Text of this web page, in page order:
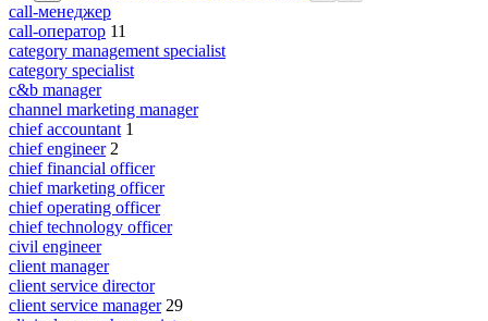
call-менеджер
call-оператор 11
category management specialist
category specialist
c&b manager
channel marketing manager
chief accountant 1
chief engineer 2
chief financial officer
chief marketing officer
chief operating officer
chief technology officer
civil engineer
client manager
client service director
client service manager 29